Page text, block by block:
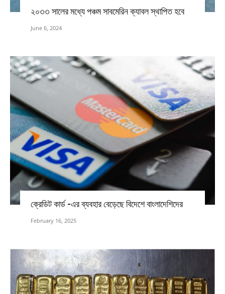
২০৩৩ সালের মধ্যে পঞ্চম সাবমেরিন ক্যাবল স্থাপিত হবে
June 6, 2024
ক্রেডিট কার্ড -এর ব্যবহার বেড়েছে বিদেশে বাংলাদেশিদের
February 16, 2025